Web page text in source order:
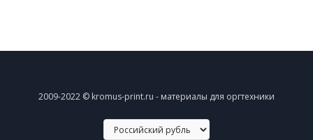
2009-2022 © kromus-print.ru - материалы для оргтехники